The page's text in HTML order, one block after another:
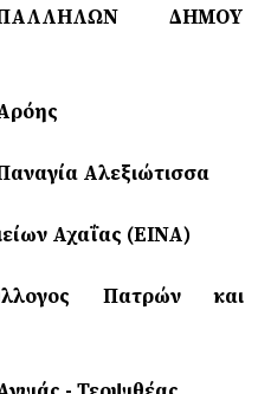
ΔΗΜΟΥ
Αλεξιώτισσα
Αχαΐας (ΕΙΝΑ)
Πατρών και